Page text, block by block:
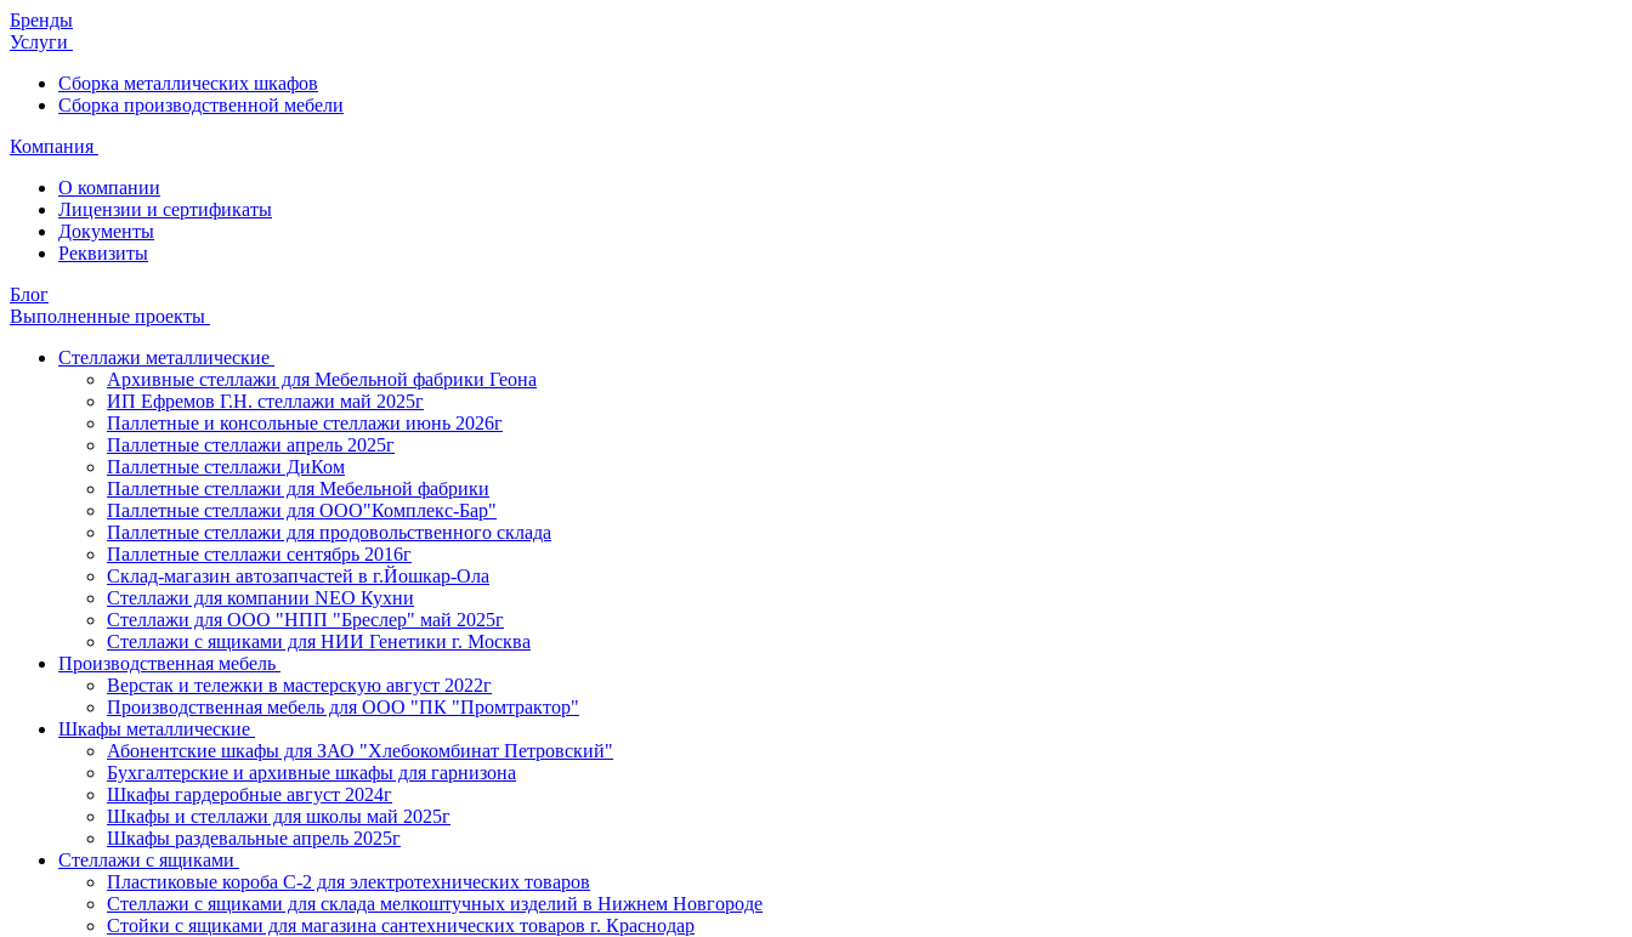
Бренды
Услуги
Сборка металлических шкафов
Сборка производственной мебели
Компания
О компании
Лицензии и сертификаты
Документы
Реквизиты
Блог
Выполненные проекты
Стеллажи металлические
Архивные стеллажи для Мебельной фабрики Геона
ИП Ефремов Г.Н. стеллажи май 2025г
Паллетные и консольные стеллажи июнь 2026г
Паллетные стеллажи апрель 2025г
Паллетные стеллажи ДиКом
Паллетные стеллажи для Мебельной фабрики
Паллетные стеллажи для ООО"Комплекс-Бар"
Паллетные стеллажи для продовольственного склада
Паллетные стеллажи сентябрь 2016г
Склад-магазин автозапчастей в г.Йошкар-Ола
Стеллажи для компании NEO Кухни
Стеллажи для ООО "НПП "Бреслер" май 2025г
Стеллажи с ящиками для НИИ Генетики г. Москва
Производственная мебель
Верстак и тележки в мастерскую август 2022г
Производственная мебель для ООО "ПК "Промтрактор"
Шкафы металлические
Абонентские шкафы для ЗАО "Хлебокомбинат Петровский"
Бухгалтерские и архивные шкафы для гарнизона
Шкафы гардеробные август 2024г
Шкафы и стеллажи для школы май 2025г
Шкафы раздевальные апрель 2025г
Стеллажи с ящиками
Пластиковые короба С-2 для электротехнических товаров
Стеллажи с ящиками для склада мелкоштучных изделий в Нижнем Новгороде
Стойки с ящиками для магазина сантехнических товаров г. Краснодар